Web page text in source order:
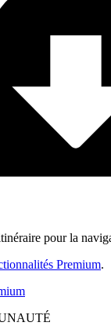
pour la
Premium.